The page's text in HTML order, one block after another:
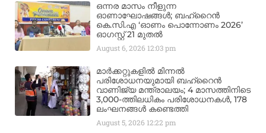
ഒന്നര മാസം നീളുന്ന
ഓണാഘോഷങ്ങൾ; ബഹ്‌റൈൻ
കെ.സി.എ ‘ഓണം പൊന്നോണം 2026’
ഓഗസ്റ്റ് 21 മുതൽ
August 6, 2026 12:03 pm
മാർക്കറ്റുകളിൽ മിന്നൽ
പരിശോധനയുമായി ബഹ്‌റൈൻ
വാണിജ്യ മന്ത്രാലയം; 4 മാസത്തിനിടെ
3,000-ത്തിലധികം പരിശോധനകൾ, 178
ലംഘനങ്ങൾ കണ്ടെത്തി
August 5, 2026 12:22 pm